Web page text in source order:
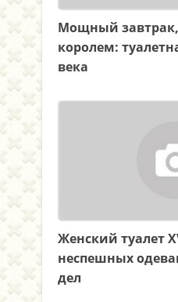
Мощный
королем:
века
Женский туалет
неспешных
дел